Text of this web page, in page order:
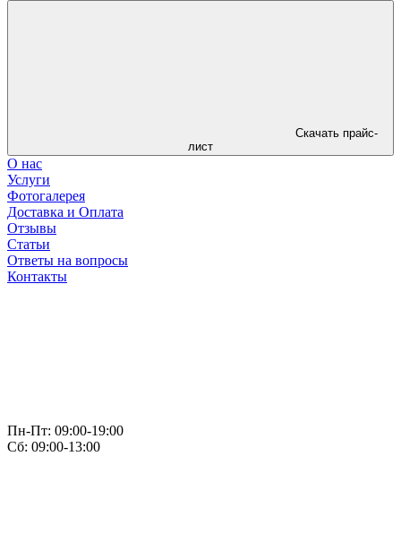
Скачать прайс-
лист
О нас
Услуги
Фотогалерея
Доставка и Оплата
Отзывы
Статьи
Ответы на вопросы
Контакты
Пн-Пт: 09:00-19:00
Сб: 09:00-13:00